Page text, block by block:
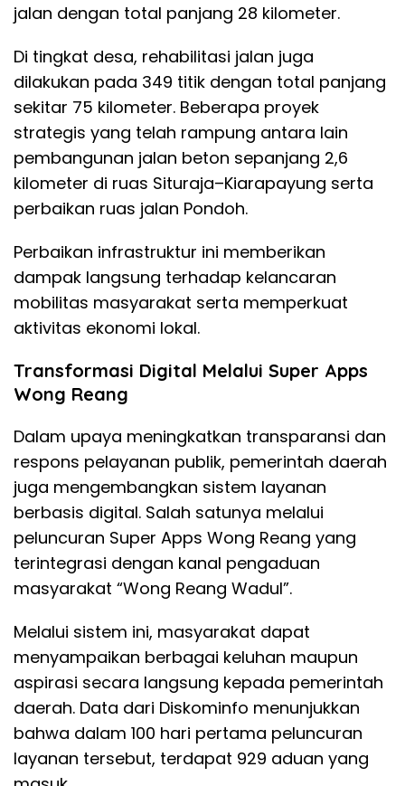
jalan dengan total panjang 28 kilometer.
Di tingkat desa, rehabilitasi jalan juga
dilakukan pada 349 titik dengan total panjang
sekitar 75 kilometer. Beberapa proyek
strategis yang telah rampung antara lain
pembangunan jalan beton sepanjang 2,6
kilometer di ruas Situraja–Kiarapayung serta
perbaikan ruas jalan Pondoh.
Perbaikan infrastruktur ini memberikan
dampak langsung terhadap kelancaran
mobilitas masyarakat serta memperkuat
aktivitas ekonomi lokal.
Transformasi Digital Melalui Super Apps
Wong Reang
Dalam upaya meningkatkan transparansi dan
respons pelayanan publik, pemerintah daerah
juga mengembangkan sistem layanan
berbasis digital. Salah satunya melalui
peluncuran Super Apps Wong Reang yang
terintegrasi dengan kanal pengaduan
masyarakat “Wong Reang Wadul”.
Melalui sistem ini, masyarakat dapat
menyampaikan berbagai keluhan maupun
aspirasi secara langsung kepada pemerintah
daerah. Data dari Diskominfo menunjukkan
bahwa dalam 100 hari pertama peluncuran
layanan tersebut, terdapat 929 aduan yang